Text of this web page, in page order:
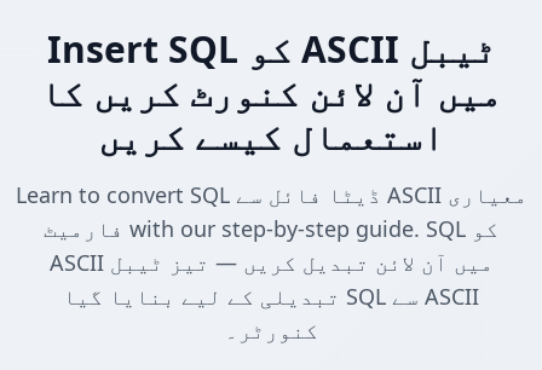
Insert SQL کو ASCII ٹیبل
میں آن لائن کنورٹ کریں کا
استعمال کیسے کریں
Learn to convert SQL ڈیٹا فائل سے ASCII معیاری
فارمیٹ with our step-by-step guide. SQL کو
ASCII میں آن لائن تبدیل کریں — تیز ٹیبل
تبدیلی کے لیے بنایا گیا SQL سے ASCII
کنورٹر۔